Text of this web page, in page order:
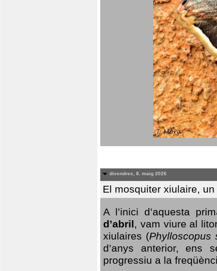
divendres, 8. maig 2026
El mosquiter xiulaire,
A l’inici d’aquesta
d’abril, vam viure al
xiulaires (Phylloscopus
d’anys anterior, ens
progressiu a la